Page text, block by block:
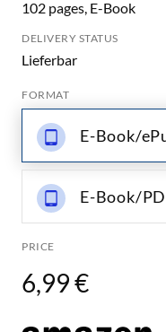
102 pages, E-Book
DELIVERY STATUS
Lieferbar
FORMAT
E-Book/
E-Book/
PRICE
6,99 €